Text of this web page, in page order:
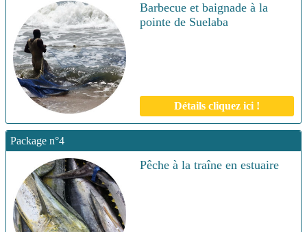
Barbecue et baignade à la
pointe de Suelaba
Détails cliquez ici !
Package n°4
Pêche à la traîne en estuaire